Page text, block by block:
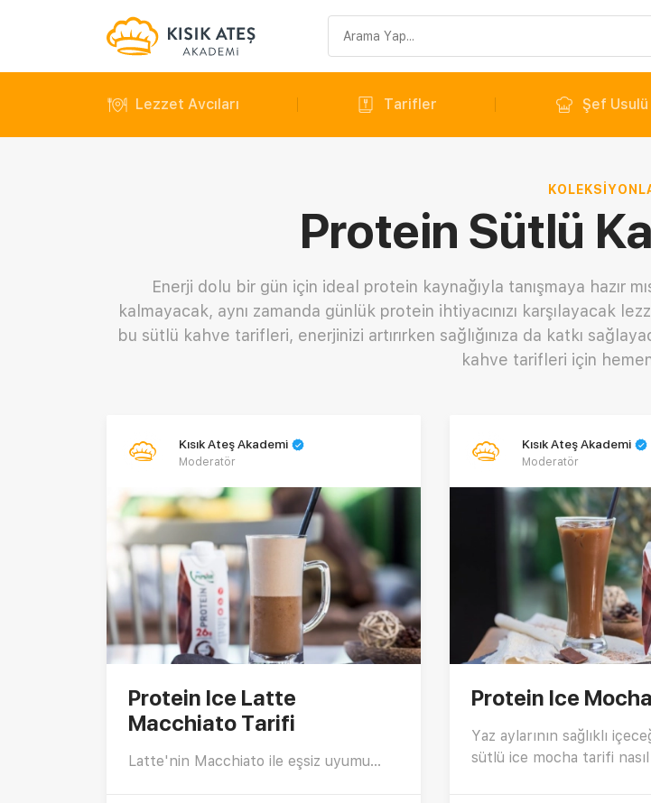
sorgusu
Lezzet Avcıları Tarifler Şef Usulü
Protein Sütlü
Enerji dolu bir gün için ideal protein kaynağıyla tanışmaya hazır
kalmayacak, aynı zamanda günlük protein ihtiyacınızı karşılayacak
bu sütlü kahve tarifleri, enerjinizi artırırken sağlığınıza da katkı
kahve tarifleri için hemen
Kısık Ateş Akademi
Moderatör
Protein Ice Latte
Macchiato Tarifi
Latte'nin Macchiato ile eşsiz uyumu...
Kısık Ateş Akademi
Moderatör
Protein Ice
Yaz aylarının sağlıklı
sütlü ice mocha tarifi nasıl